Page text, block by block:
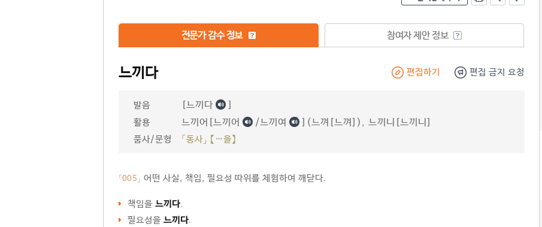
전문가 감수 정보 참여자 제안 정보
느끼다 편집하기 편집 금지 요청
발음 [느끼다 ]
활용 느끼어[느끼어 /느끼여 ](느껴[느껴]), 느끼니[느끼니]
품사/문형 「동사」 【…을】
「005」 어떤 사실, 책임, 필요성 따위를 체험하여 깨닫다.
책임을 느끼다.
필요성을 느끼다.